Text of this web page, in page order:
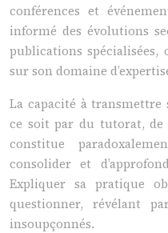
conférences et
informé des évolutions
publications
sur son domaine
La capacité à transmettre
ce soit par du tutorat,
constitue
consolider et
Expliquer sa pratique
questionner, révélant
insoupçonnés.